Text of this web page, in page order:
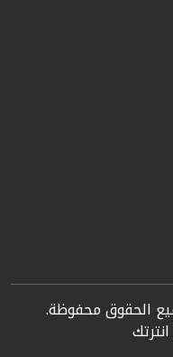
انترتك